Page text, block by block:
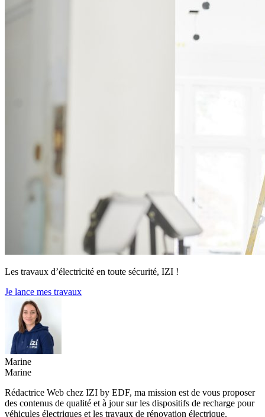
Les travaux d’électricité en toute sécurité, IZI !
Je lance mes travaux
Marine
Marine
Rédactrice Web chez IZI by EDF, ma mission est de vous proposer
des contenus de qualité et à jour sur les dispositifs de recharge pour
véhicules électriques et les travaux de rénovation électrique.